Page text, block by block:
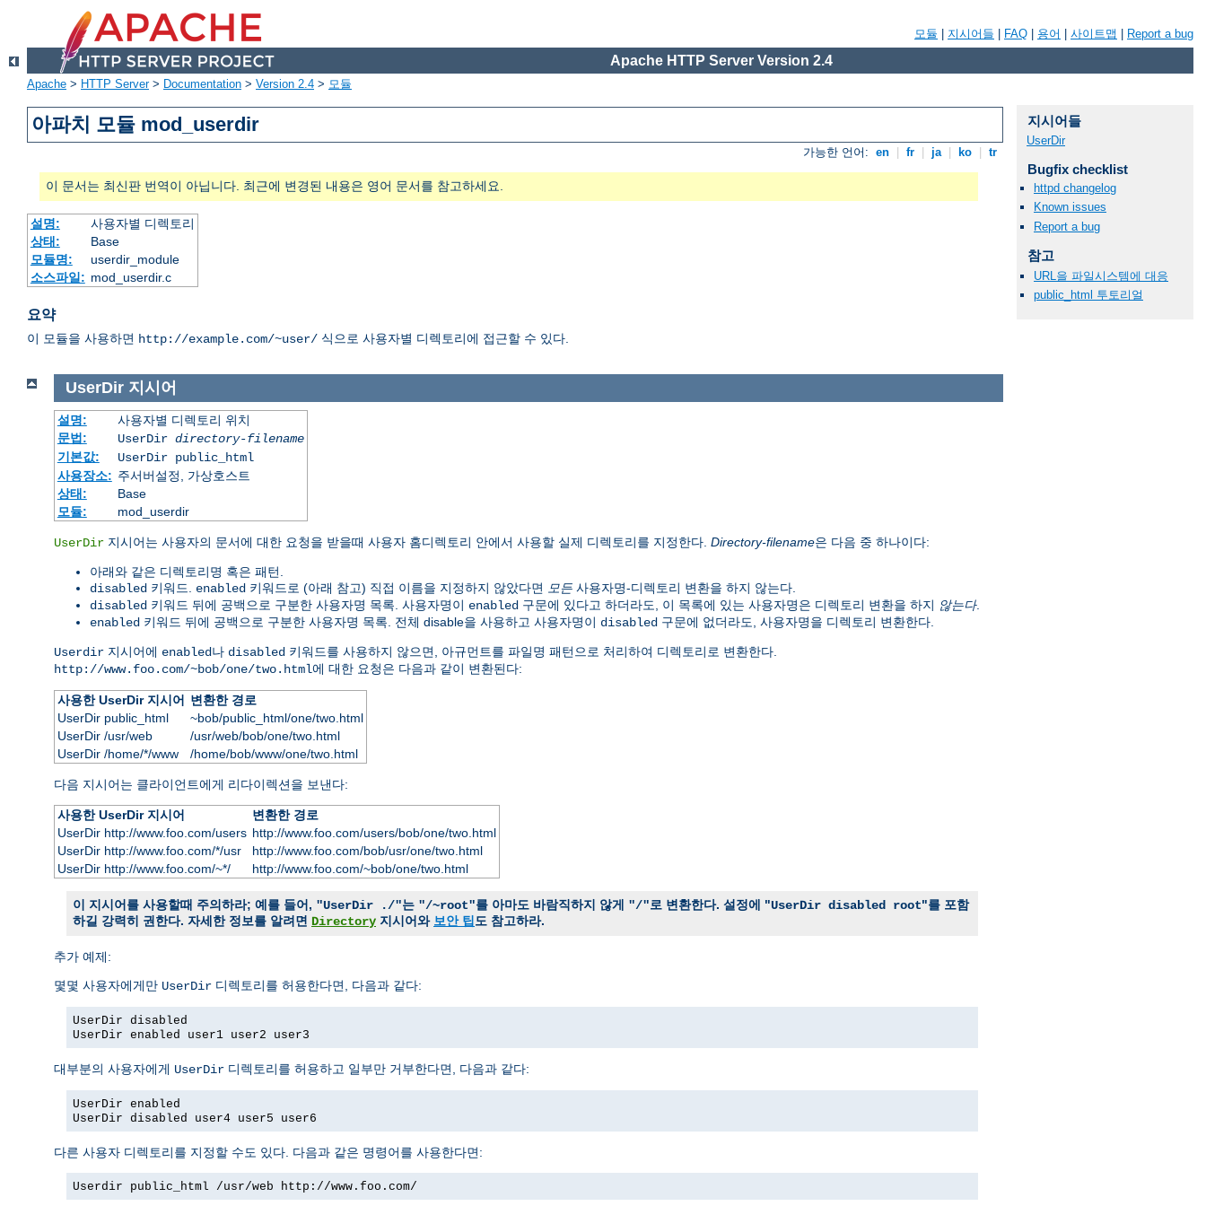
모듈 지시어들 FAQ 용어 사이트맵 Report a bug
Apache HTTP Server Version 2.4
Apache > HTTP Server> Documentation > Version 2.4 > 모듈
아파치 모듈 mod_userdir
가능한 언어: en fr ja ko tr
이 문서는 최신판 번역이 아닙니다. 최근에 변경된 내용은 영어 문서를 참고하세요.
설명:
사용자별 디렉토리
상태:
Base
모듈명:
userdir_module
소스파일: mod_userdir.c
요약
이 모듈을 사용하면 http://example.com/~user/ 식으로 사용자별 디렉토리에 접근할 수 있다.
UserDir지시어
설명:
사용자별 디렉토리 위치
문법:
UserDir directory-filename
기본값:
UserDir public_html
사용장소: 주서버설정, 가상호스트
상태:
Base
모듈:
mod_userdir
UserDir 지시어는 사용자의 문서에 대한 요청을 받을때 사용자 홈디렉토리 안에서 사용할 실제 디렉토리를 지정한다. Directory-filename은 다음 중 하나이다:
아래와 같은 디렉토리명 혹은 패턴.
disabled 키워드. enabled 키워드로 (아래 참고) 직접 이름을 지정하지 않았다면 모든 사용자명-디렉토리 변환을 하지 않는다.
disabled 키워드 뒤에 공백으로 구분한 사용자명 목록. 사용자명이 enabled 구문에 있다고 하더라도, 이 목록에 있는 사용자명은 디렉토리 변환을 하지 않는다.
enabled 키워드 뒤에 공백으로 구분한 사용자명 목록. 전체 disable을 사용하고 사용자명이 disabled 구문에 없더라도, 사용자명을 디렉토리 변환한다.
Userdir 지시어에 enabled나 disabled 키워드를 사용하지 않으면, 아규먼트를 파일명 패턴으로 처리하여 디렉토리로 변환한다.
http://www.foo.com/~bob/one/two.html에 대한 요청은 다음과 같이 변환된다:
사용한 UserDir 지시어
변환한 경로
UserDir public_html
~bob/public_html/one/two.html
UserDir /usr/web
/usr/web/bob/one/two.html
UserDir /home/*/www
/home/bob/www/one/two.html
다음 지시어는 클라이언트에게 리다이렉션을 보낸다:
사용한 UserDir 지시어
변환한 경로
UserDir http://www.foo.com/users http://www.foo.com/users/bob/one/two.html
UserDir http://www.foo.com/*/usr
http://www.foo.com/bob/usr/one/two.html
UserDir http://www.foo.com/~*/
http://www.foo.com/~bob/one/two.html
이 지시어를 사용할때 주의하라; 예를 들어, "UserDir ./"는 "/~root"를 아마도 바람직하지 않게 "/"로 변환한다. 설정에 "UserDir disabled root"를 포함
하길 강력히 권한다. 자세한 정보를 알려면 Directory 지시어와 보안 팁 도 참고하라.
추가 예제:
몇몇 사용자에게만 UserDir 디렉토리를 허용한다면, 다음과 같다:
UserDir disabled
UserDir enabled user1 user2 user3
대부분의 사용자에게 UserDir 디렉토리를 허용하고 일부만 거부한다면, 다음과 같다:
UserDir enabled
UserDir disabled user4 user5 user6
다른 사용자 디렉토리를 지정할 수도 있다. 다음과 같은 명령어를 사용한다면:
Userdir public_html /usr/web http://www.foo.com/
지시어들
UserDir
Bugfix checklist
httpd changelog
Known issues
Report a bug
참고
URL을 파일시스템에 대응
public_html 투토리얼